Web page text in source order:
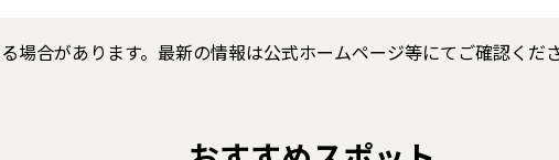
場合があります。最新の情報は公式ホームページ等にてご確認くだ